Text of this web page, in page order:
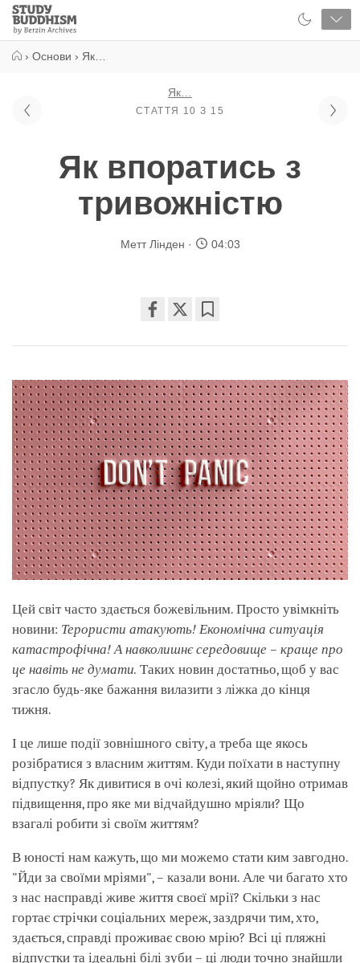
Close
Study
Buddhism
› Основи › Як…
Як…
СТАТТЯ 10 З 15
Як впоратись з
тривожністю
Метт Лінден 04:03
on
Цей світ часто здається божевільним. Просто увімкніть
новини: Терористи атакують! Економічна ситуація
катастрофічна! А навколишнє середовище – краще про
це навіть не думати. Таких новин достатньо, щоб у вас
згасло будь-яке бажання вилазити з ліжка до кінця
тижня.
І це лише події зовнішного світу, а треба ще якось
розібратися з власним життям. Куди поїхати в наступну
відпустку? Як дивитися в очі колезі, який щойно отримав
підвищення, про яке ми відчайдушно мріяли? Що
взагалі робити зі своїм життям?
В юності нам кажуть, що ми можемо стати ким завгодно.
"Йди за своїми мріями", – казали вони. Але чи багато хто
з нас насправді живе життя своєї мрії? Скільки з нас
гортає стрічки соціальних мереж, заздрячи тим, хто,
здається, справді проживає свою мрію? Всі ці пляжні
відпустки та ідеальні білі зуби – ці люди точно знайшли